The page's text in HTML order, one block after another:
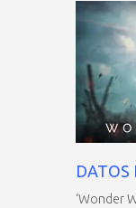
DATOS
‘Wonder